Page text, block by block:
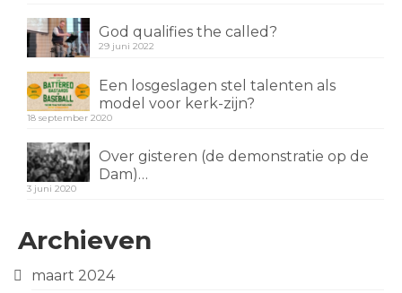
God qualifies the called?
29 juni 2022
Een losgeslagen stel talenten als
model voor kerk-zijn?
18 september 2020
Over gisteren (de demonstratie op de
Dam)…
3 juni 2020
Archieven
maart 2024